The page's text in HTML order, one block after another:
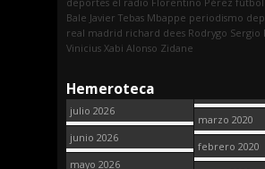
Bale Javier Tebas Mbappe periodismo
real madrid richard dees Rodrygo Sergio
Vinicius Xabi Alonso Zidane
Hemeroteca
julio 2026
junio 2026
mayo 2026
marzo 2020
febrero 2020